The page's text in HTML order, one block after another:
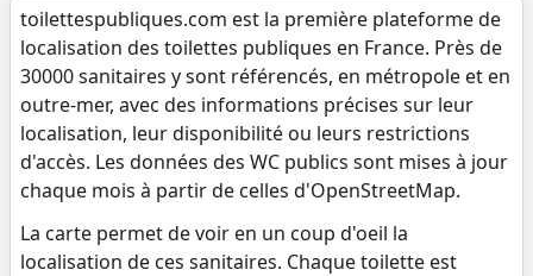
toilettespubliques.com est la première plateforme de
localisation des toilettes publiques en France. Près de
30000 sanitaires y sont référencés, en métropole et en
outre-mer, avec des informations précises sur leur
localisation, leur disponibilité ou leurs restrictions
d'accès. Les données des WC publics sont mises à jour
chaque mois à partir de celles d'OpenStreetMap.
La carte permet de voir en un coup d'oeil la
localisation de ces sanitaires. Chaque toilette est